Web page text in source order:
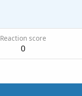
Reaction score
0